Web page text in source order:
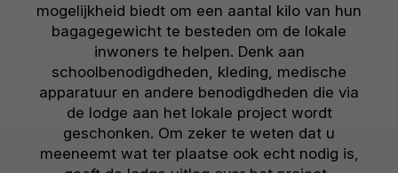
mogelijkheid biedt om een aantal kilo van hun
bagagegewicht te besteden om de lokale
inwoners te helpen. Denk aan
schoolbenodigdheden, kleding, medische
apparatuur en andere benodigdheden die via
de lodge aan het lokale project wordt
geschonken. Om zeker te weten dat u
meeneemt wat ter plaatse ook echt nodig is,